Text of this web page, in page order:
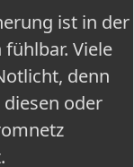
ist in der
Viele
denn
oder